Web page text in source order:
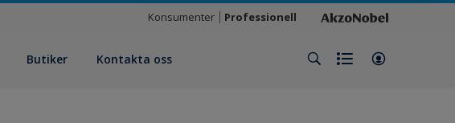
Konsumenter Professionell
Butiker Kontakta oss